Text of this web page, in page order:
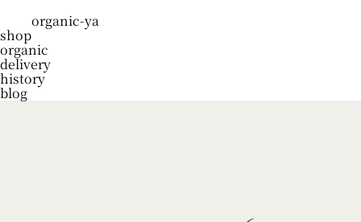
organic-ya
shop
organic
delivery
history
blog